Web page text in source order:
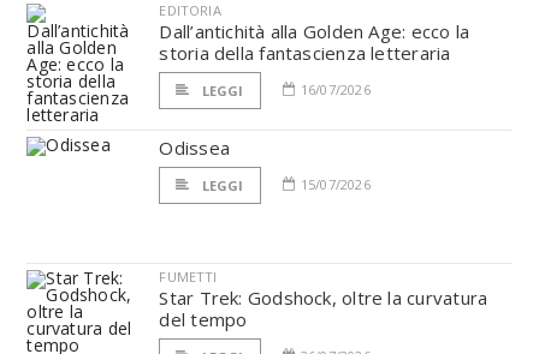
EDITORIA
Dall’antichità alla Golden Age: ecco la
storia della fantascienza letteraria
LEGGI 16/07/2026
Odissea
LEGGI 15/07/2026
FUMETTI
Star Trek: Godshock, oltre la curvatura
del tempo